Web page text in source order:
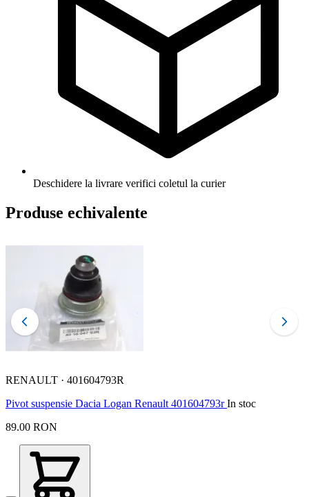
Deschidere la livrare verifici coletul la curier
Produse echivalente
RENAULT · 401604793R
Pivot suspensie Dacia Logan Renault 401604793rIn stoc
89.00 RON